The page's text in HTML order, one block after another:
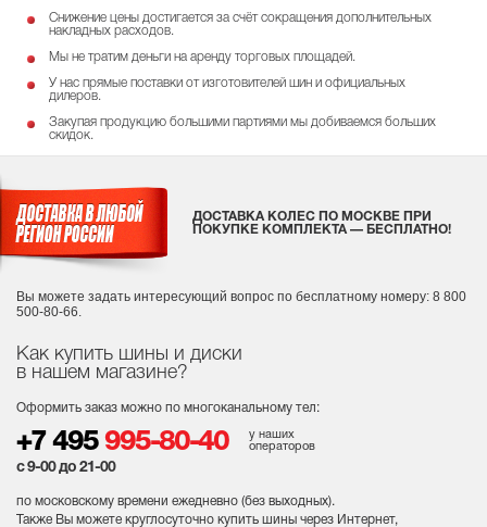
Снижение цены достигается за счёт сокращения дополнительных
накладных расходов.
Мы не тратим деньги на аренду торговых площадей.
У нас прямые поставки от изготовителей шин и официальных
дилеров.
Закупая продукцию большими партиями мы добиваемся больших
скидок.
Как купить шины и диски
в нашем магазине?
Оформить заказ можно по многоканальному тел:
+7 495 995-80-40
у наших
операторов
с 9-00 до 21-00
по московскому времени ежедневно (без выходных).
Также Вы можете круглосуточно купить шины через Интернет,
ДОСТАВКА КОЛЕС ПО МОСКВЕ ПРИ
ПОКУПКЕ КОМПЛЕКТА — БЕСПЛАТНО!
Вы можете задать интересующий вопрос по бесплатному номеру: 8 800
500-80-66.